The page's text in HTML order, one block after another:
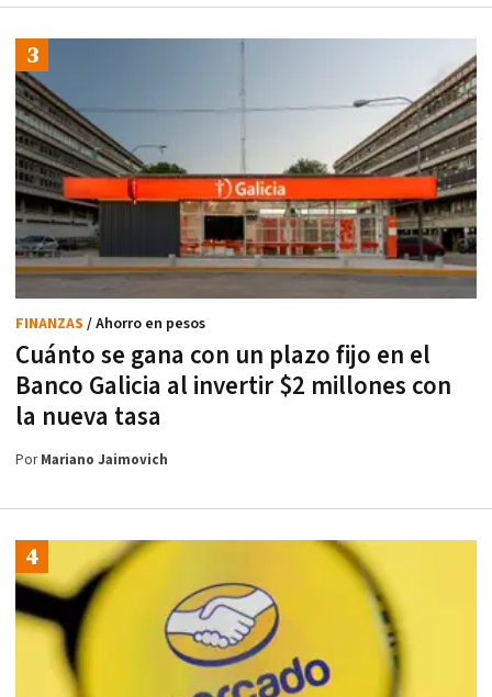
Cuánto se gana con un plazo fijo en el
Banco Galicia al invertir $2 millones con
la nueva tasa
FINANZAS / Ahorro en pesos
PorMariano Jaimovich